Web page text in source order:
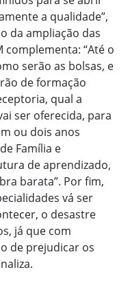
a qualidade”,
da ampliação das
complementa: “Até o
serão as bolsas, e
de formação
qual a
ser oferecida, para
ou dois anos
Família e
de aprendizado,
barata”. Por fim,
vá ser
o desastre
já que com
de prejudicar os